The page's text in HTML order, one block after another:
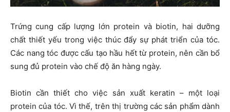
Trứng cung cấp lượng lớn protein và biotin, hai dưỡng
chất thiết yếu trong việc thúc đẩy sự phát triển của tóc.
Các nang tóc được cấu tạo hầu hết từ protein, nên cần bổ
sung đủ protein vào chế độ ăn hàng ngày.
Biotin cần thiết cho việc sản xuất keratin – một loại
protein của tóc. Vì thế, trên thị trường các sản phẩm dành